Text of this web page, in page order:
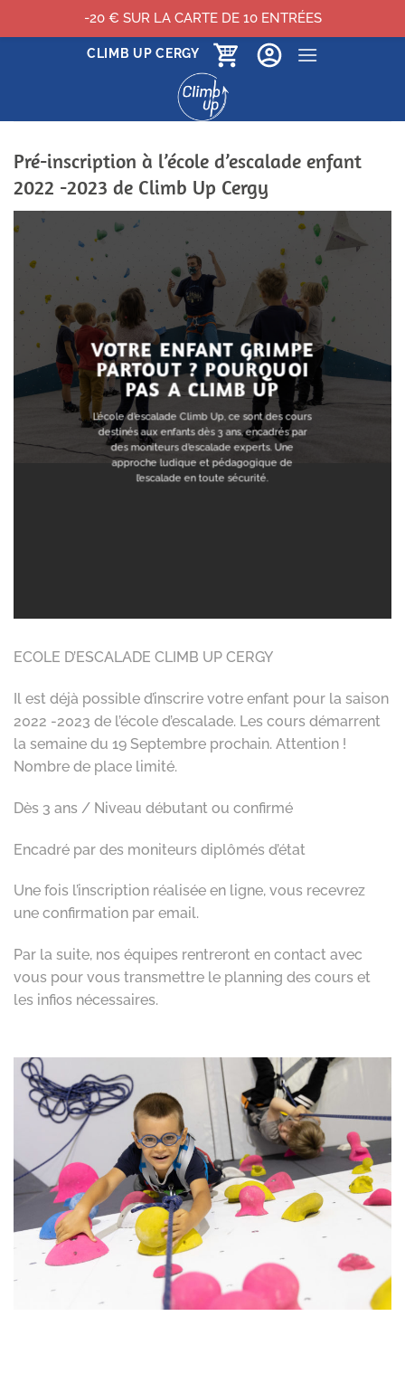
CLIMB UP CERGY
Pré-inscription à l’école d’escalade enfant
2022 -2023 de Climb Up Cergy
VOTRE ENFANT GRIMPE
PARTOUT ? POURQUOI
PAS A CLIMB UP
L’école d’escalade Climb Up, ce sont des cours
destinés aux enfants dès 3 ans, encadrés par
des moniteurs d’escalade experts. Une
approche ludique et pédagogique de
l’escalade en toute sécurité.
ECOLE D’ESCALADE CLIMB UP CERGY
Il est déjà possible d’inscrire votre enfant pour la saison
2022 -2023 de l’école d’escalade. Les cours démarrent
la semaine du 19 Septembre prochain. Attention !
Nombre de place limité.
Dès 3 ans / Niveau débutant ou confirmé
Encadré par des moniteurs diplômés d’état
Une fois l’inscription réalisée en ligne, vous recevrez
une confirmation par email.
Par la suite, nos équipes rentreront en contact avec
vous pour vous transmettre le planning des cours et
les infios nécessaires.
-20 € SUR LA CARTE DE 10 ENTRÉES